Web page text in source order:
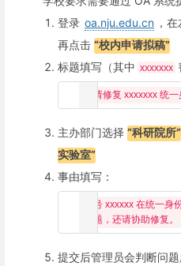
登录 oa.nju.edu.cn ，
再点击“校内申请拟稿”
标题填写（其中
xxxxxxx
主办部门选择“科研院所”
实验室”
事由填写：
账号 xxxxxx 在统一
提交后管理员会判断问